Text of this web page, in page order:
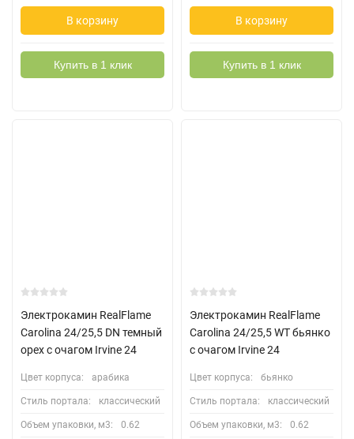
В корзину
Купить в 1 клик
В корзину
Купить в 1 клик
Электрокамин RealFlame
Carolina 24/25,5 DN темный
орех с очагом Irvine 24
Цвет корпуса: арабика
Стиль портала: классический
Объем упаковки, м3: 0.62
Электрокамин RealFlame
Carolina 24/25,5 WT бьянко
с очагом Irvine 24
Цвет корпуса: бьянко
Стиль портала: классический
Объем упаковки, м3: 0.62